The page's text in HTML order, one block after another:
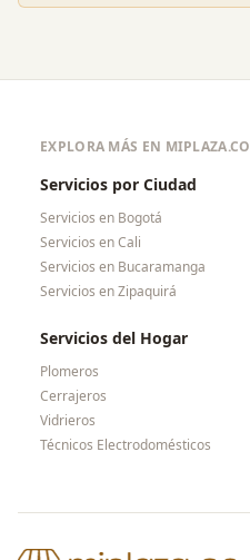
EXPLORA MÁS EN MIPLAZA.CO
Servicios por Ciudad
Servicios en Bogotá
Servicios enCali
Servicios en Bucaramanga
Servicios enZipaquirá
Servicios del Hogar
Plomeros
Cerrajeros
Vidrieros
Técnicos Electrodomésticos